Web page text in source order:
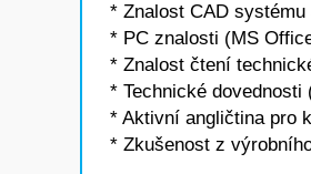
* Znalost CAD
* PC znalosti (MS
* Znalost čtení
* Technické dovednosti
* Aktivní angličtina pro
* Zkušenost z